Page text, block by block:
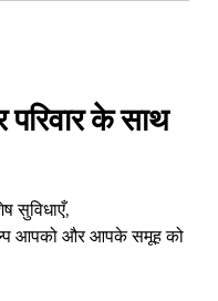
के साथ
सुविधाएँ,
आपको और आपके समूह को